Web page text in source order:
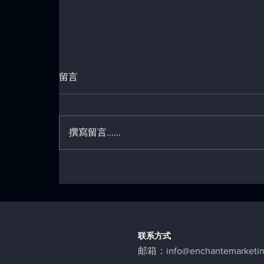
报率（ROI）
留言
撰寫留言......
联系方式
邮箱：